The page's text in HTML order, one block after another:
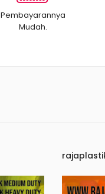
Pembayarannya
Mudah.